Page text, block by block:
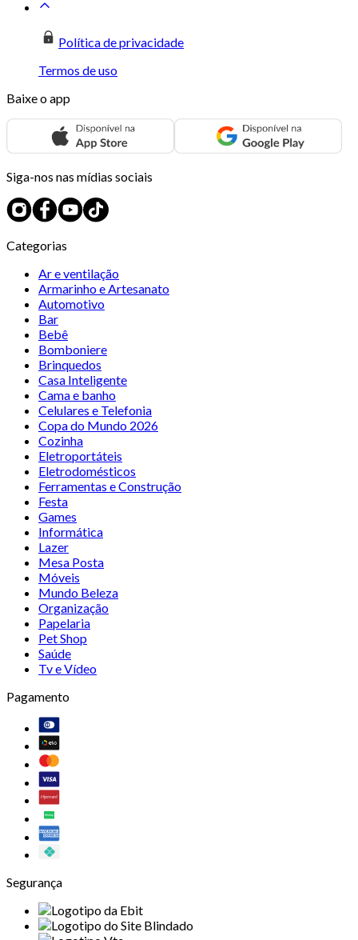
Política de privacidade
Termos de uso
Baixe o app
Siga-nos nas mídias sociais
Categorias
Ar e ventilação
Armarinho e Artesanato
Automotivo
Bar
Bebê
Bomboniere
Brinquedos
Casa Inteligente
Cama e banho
Celulares e Telefonia
Copa do Mundo 2026
Cozinha
Eletroportáteis
Eletrodomésticos
Ferramentas e Construção
Festa
Games
Informática
Lazer
Mesa Posta
Móveis
Mundo Beleza
Organização
Papelaria
Pet Shop
Saúde
Tv e Vídeo
Pagamento
Segurança